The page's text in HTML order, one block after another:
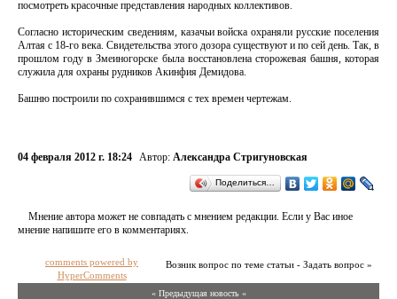
посмотреть красочные представления народных коллективов.
Согласно историческим сведениям, казачьи войска охраняли русские поселения
Алтая с 18-го века. Свидетельства этого дозора существуют и по сей день. Так, в
прошлом году в Змеиногорске была восстановлена сторожевая башня, которая
служила для охраны рудников Акинфия Демидова.
Башню построили по сохранившимся с тех времен чертежам.
04 февраля 2012 г. 18:24 Автор: Александра Стригуновская
Поделиться…
Мнение автора может не совпадать с мнением редакции. Если у Вас иное
мнение напишите его в комментариях.
Возник вопрос по теме статьи - Задать вопрос »
comments powered by
HyperComments
« Предыдущая новость «